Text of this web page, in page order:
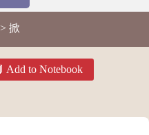
> 掀
Add to Notebook